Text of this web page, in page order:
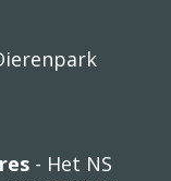
- Het NS